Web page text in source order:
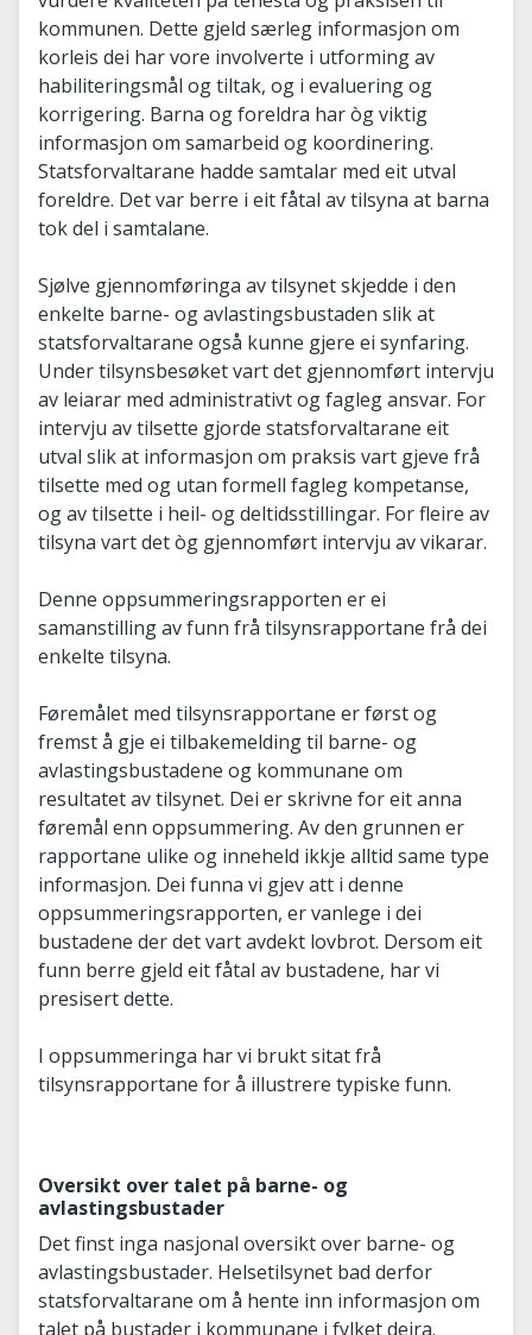
kommunen. Dette gjeld særleg informasjon om
korleis dei har vore involverte i utforming av
habiliteringsmål og tiltak, og i evaluering og
korrigering. Barna og foreldra har òg viktig
informasjon om samarbeid og koordinering.
Statsforvaltarane hadde samtalar med eit utval
foreldre. Det var berre i eit fåtal av tilsyna at barna
tok del i samtalane.
Sjølve gjennomføringa av tilsynet skjedde i den
enkelte barne- og avlastingsbustaden slik at
statsforvaltarane også kunne gjere ei synfaring.
Under tilsynsbesøket vart det gjennomført intervju
av leiarar med administrativt og fagleg ansvar. For
intervju av tilsette gjorde statsforvaltarane eit
utval slik at informasjon om praksis vart gjeve frå
tilsette med og utan formell fagleg kompetanse,
og av tilsette i heil- og deltidsstillingar. For fleire av
tilsyna vart det òg gjennomført intervju av vikarar.
Denne oppsummeringsrapporten er ei
samanstilling av funn frå tilsynsrapportane frå dei
enkelte tilsyna.
Føremålet med tilsynsrapportane er først og
fremst å gje ei tilbakemelding til barne- og
avlastingsbustadene og kommunane om
resultatet av tilsynet. Dei er skrivne for eit anna
føremål enn oppsummering. Av den grunnen er
rapportane ulike og inneheld ikkje alltid same type
informasjon. Dei funna vi gjev att i denne
oppsummeringsrapporten, er vanlege i dei
bustadene der det vart avdekt lovbrot. Dersom eit
funn berre gjeld eit fåtal av bustadene, har vi
presisert dette.
I oppsummeringa har vi brukt sitat frå
tilsynsrapportane for å illustrere typiske funn.
Oversikt over talet på barne- og
avlastingsbustader
Det finst inga nasjonal oversikt over barne- og
avlastingsbustader. Helsetilsynet bad derfor
statsforvaltarane om å hente inn informasjon om
talet på bustader i kommunane i fylket deira.